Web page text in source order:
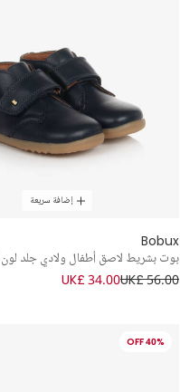
إضافة سريعة
Bobux
بوت بشريط لاصق أطفال ولادي جلد
UK£ 56.00
UK£ 34.00
40% OFF